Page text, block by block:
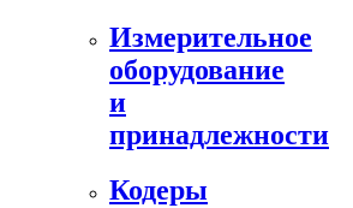
Измерительное
оборудование
и
принадлежности
Кодеры